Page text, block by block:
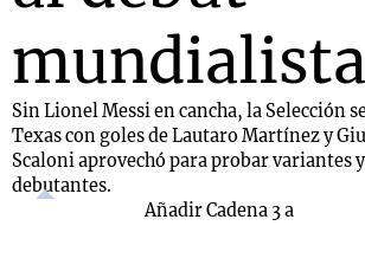
mundialista
Sin Lionel Messi en cancha, la Selección
Texas con goles de Lautaro Martínez y
Scaloni aprovechó para probar variantes
debutantes.
Añadir Cadena 3 a